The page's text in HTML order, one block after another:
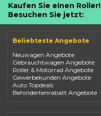
Kaufen Sie einen Roller!
Besuchen Sie jetzt:
Beliebteste Angebote
Neuwagen Angebote
Gebrauchtwagen Angebote
Roller & Motorrad Angebote
Gewerbekunden Angebote
Auto Topdeals
Behindertenrabatt Angebote